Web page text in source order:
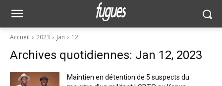
Accueil 2023 Jan 12
Archives quotidiennes: Jan 12, 2023
Maintien en détention de 5 suspects du